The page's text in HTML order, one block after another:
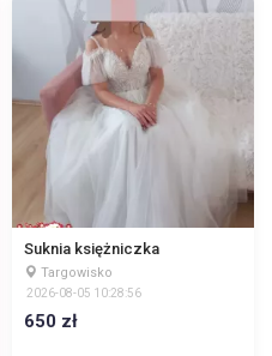
Suknia księżniczka
Targowisko
2026-08-05 10:28:56
650 zł